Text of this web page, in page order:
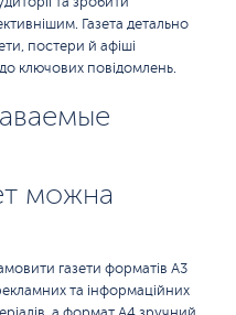
Газета детально
постери й афіші
ключових повідомлень.
можна
газети форматів А3
та інформаційних